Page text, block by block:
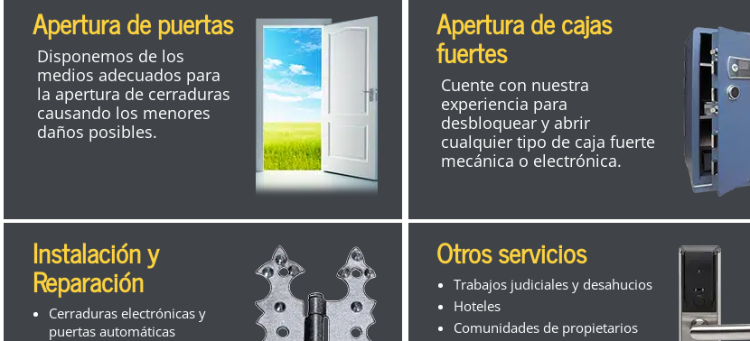
Apertura de puertas
Disponemos de los
medios adecuados para
la apertura de cerraduras
causando los menores
daños posibles.
Apertura de cajas
fuertes
Cuente con nuestra
experiencia para
desbloquear y abrir
cualquier tipo de caja fuerte
mecánica o electrónica.
Instalación y
Reparación
Cerraduras electrónicas y
puertas automáticas
Otros servicios
Trabajos judiciales y desahucios
Hoteles
Comunidades de propietarios